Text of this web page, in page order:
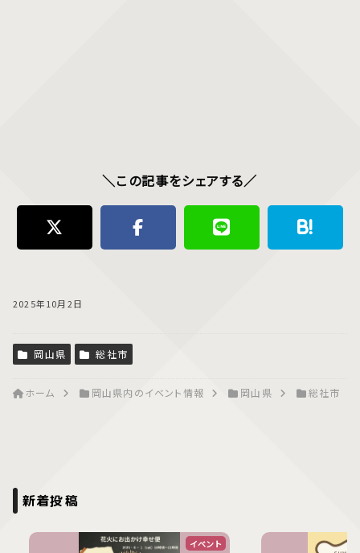
＼この記事をシェアする／
2025年10月2日
岡山県 総社市
ホーム 岡山県内のイベント情報 岡山県 総社市
新着投稿
イベント